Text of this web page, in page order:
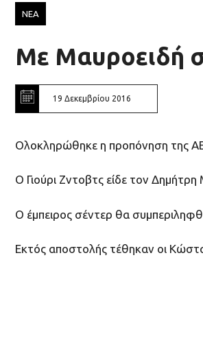
ΝΕΑ
Με Μαυροειδή
19 Δεκεμβρίου 2016
Ολοκληρώθηκε η προπόνηση της
Ο Γιούρι Ζντοβτς είδε τον
Ο έμπειρος σέντερ θα
Εκτός αποστολής τέθηκαν οι